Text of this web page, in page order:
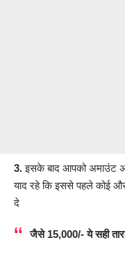
3.इसके बाद आपको अमाउंट
याद रहे कि इससे पहले कोई
दे
जैसे 15,000/- ये सही